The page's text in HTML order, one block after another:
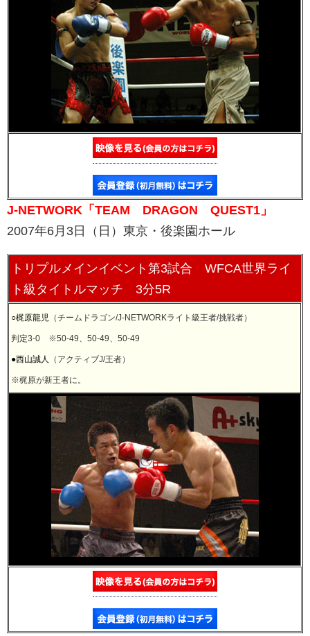
J-NETWORK「TEAM DRAGON QUEST1」
2007年6月3日（日）東京・後楽園ホール
トリプルメインイベント第3試合 WFCA世界ライ
ト級タイトルマッチ 3分5R
○梶原龍児 （チームドラゴン/J-NETWORKライト級王者/挑戦者）
判定3-0 ※50-49、50-49、50-49
●西山誠人 （アクティブJ/王者）
※梶原が新王者に。